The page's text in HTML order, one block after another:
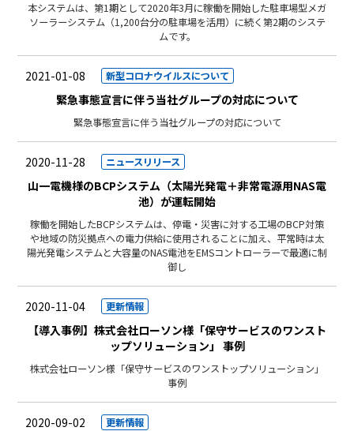
本システムは、第1期として2020年3月に稼働を開始した駐車場型メガ
ソーラーシステム（1,200台分の駐車場を活用）に続く第2期のシステ
ムです。
2021-01-08 新型コロナウイルスについて
緊急事態宣言に伴う当社グループの対応について
緊急事態宣言に伴う当社グループの対応について
2020-11-28 ニュースリリース
山一電機様のBCPシステム（太陽光発電＋非常電源用NAS電
池）が運転開始
稼働を開始したBCPシステムは、停電・災害に対する工場のBCP対策
や地域の防災拠点への電力供給に使用されることに加え、平常時は太
陽光発電システムと大容量のNAS電池をEMSコントローラーで最適に制
御し
2020-11-04 更新情報
【導入事例】株式会社ローソン様「保守サービスのワンスト
ップソリューション」 事例
株式会社ローソン様「保守サービスのワンストップソリューション」
事例
2020-09-02 更新情報